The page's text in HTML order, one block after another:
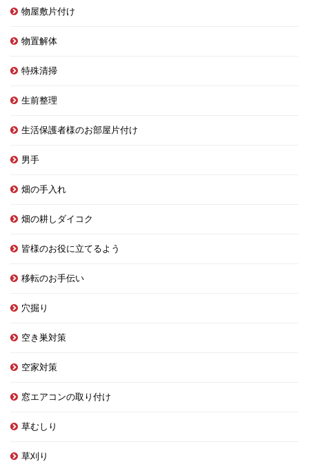
物屋敷片付け
物置解体
特殊清掃
生前整理
生活保護者様のお部屋片付け
男手
畑の手入れ
畑の耕しダイコク
皆様のお役に立てるよう
移転のお手伝い
穴掘り
空き巣対策
空家対策
窓エアコンの取り付け
草むしり
草刈り